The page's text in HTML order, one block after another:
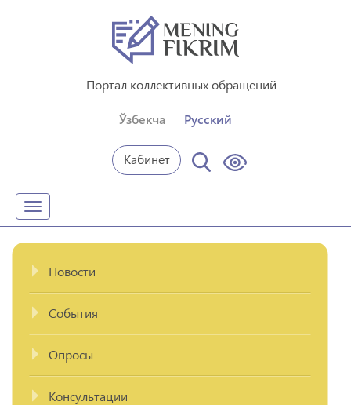
Портал коллективных обращений
Ўзбекча Русский
Кабинет
Toggle
navigation
Новости
События
Опросы
Консультации